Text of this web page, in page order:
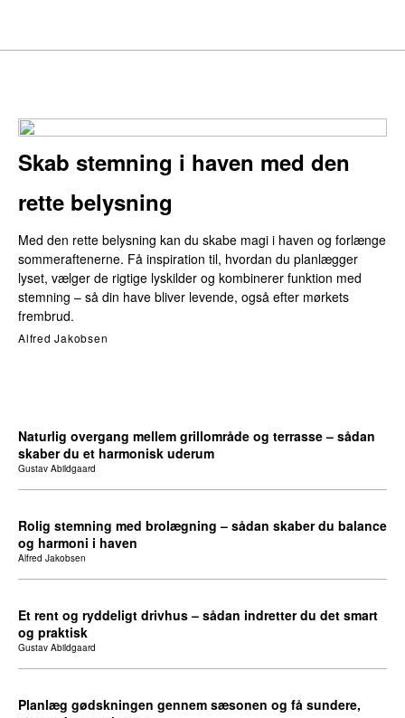
Skab stemning i haven med den
rette belysning
Med den rette belysning kan du skabe magi i haven og forlænge
sommeraftenerne. Få inspiration til, hvordan du planlægger
lyset, vælger de rigtige lyskilder og kombinerer funktion med
stemning – så din have bliver levende, også efter mørkets
frembrud.
Alfred Jakobsen
Naturlig overgang mellem grillområde og terrasse – sådan
skaber du et harmonisk uderum
Gustav Abildgaard
Rolig stemning med brolægning – sådan skaber du balance
og harmoni i haven
Alfred Jakobsen
Et rent og ryddeligt drivhus – sådan indretter du det smart
og praktisk
Gustav Abildgaard
Planlæg gødskningen gennem sæsonen og få sundere,